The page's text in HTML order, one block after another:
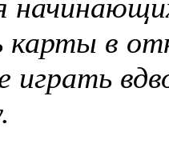
карты в
играть